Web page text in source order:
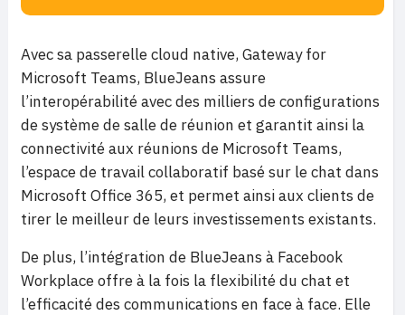
Avec sa passerelle cloud native, Gateway for
Microsoft Teams, BlueJeans assure
l’interopérabilité avec des milliers de configurations
de système de salle de réunion et garantit ainsi la
connectivité aux réunions de Microsoft Teams,
l’espace de travail collaboratif basé sur le chat dans
Microsoft Office 365, et permet ainsi aux clients de
tirer le meilleur de leurs investissements existants.
De plus, l’intégration de BlueJeans à Facebook
Workplace offre à la fois la flexibilité du chat et
l’efficacité des communications en face à face. Elle